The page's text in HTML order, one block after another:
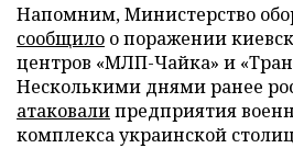
Напомним, Министерство
сообщило о поражении
центров «МЛП-Чайка» и
Несколькими днями ранее
атаковалипредприятия
комплекса украинской